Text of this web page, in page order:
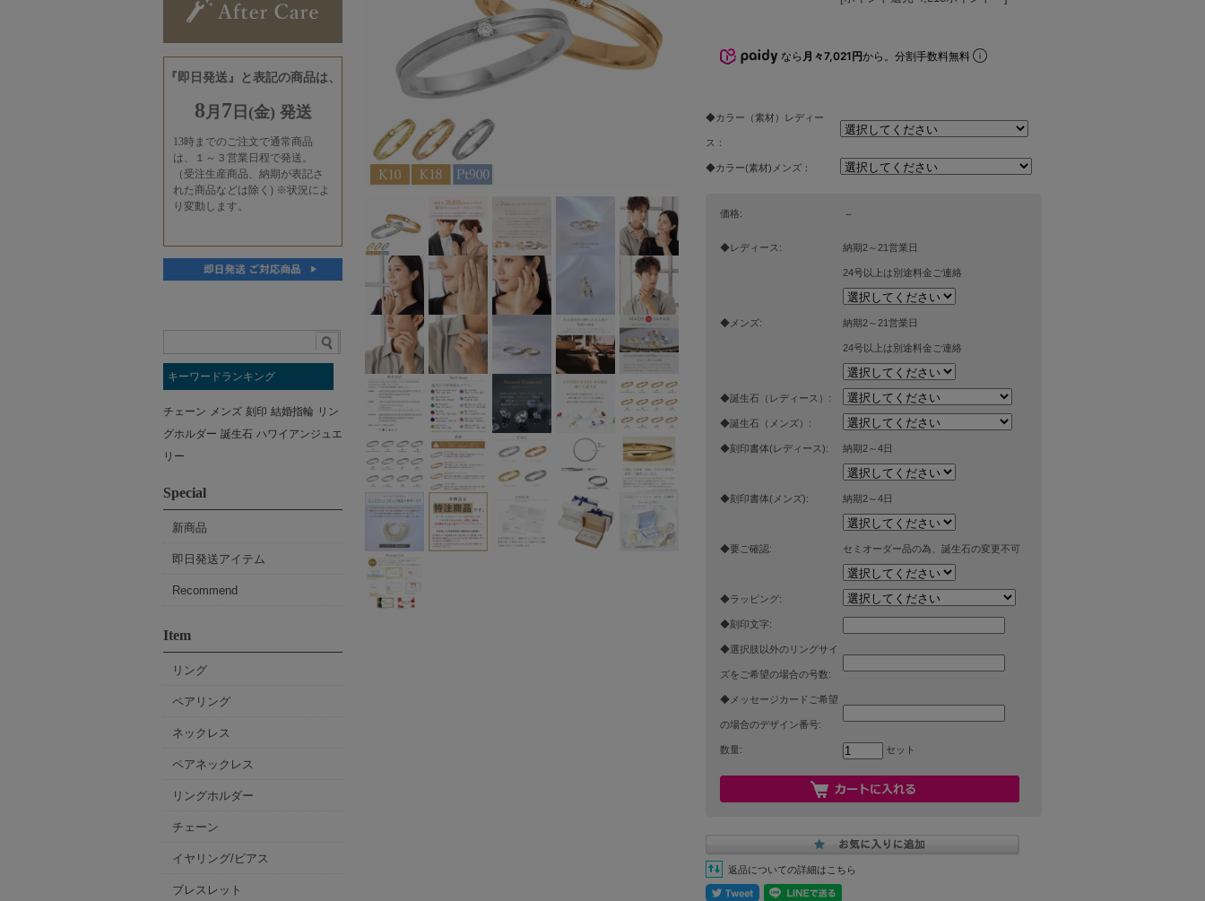
なら 月々7,021円から。分割手数料無料
◆カラー（素材）レディー
ス：
◆カラー(素材)メンズ：
価格: －
◆レディース: 納期2～21営業日
24号以上は別途料金ご連絡
◆メンズ: 納期2～21営業日
24号以上は別途料金ご連絡
◆誕生石（レディース）:
◆誕生石（メンズ）:
◆刻印書体(レディース): 納期2～4日
◆刻印書体(メンズ): 納期2～4日
◆要ご確認: セミオーダー品の為、誕生石の変更不可
◆ラッピング:
◆刻印文字:
◆選択肢以外のリングサイ
ズをご希望の場合の号数:
◆メッセージカードご希望
の場合のデザイン番号:
数量: セット
返品についての詳細はこちら
キーワードランキング
チェーン メンズ 刻印 結婚指輪 リン
グホルダー 誕生石 ハワイアンジュエ
リー
Special
新商品
即日発送アイテム
Recommend
Item
リング
ペアリング
ネックレス
ペアネックレス
リングホルダー
チェーン
イヤリング/ピアス
ブレスレット